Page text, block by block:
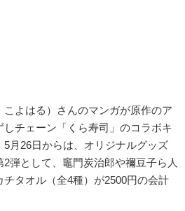
よはる）さんのマンガが原作のア
チェーン「くら寿司」のコラボキ
月26日からは、オリジナルグッズ
弾として、竈門炭治郎や禰豆子ら人
タオル（全4種）が2500円の会計